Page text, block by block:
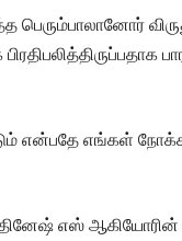
பெரும்பாலானோர்
எங்கள்
எஸ் ஆகியோரின்